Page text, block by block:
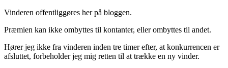
Vinderen offentliggøres her på bloggen.
Præmien kan ikke ombyttes til kontanter, eller ombyttes til andet.
Hører jeg ikke fra vinderen inden tre timer efter, at konkurrencen er
afsluttet, forbeholder jeg mig retten til at trække en ny vinder.